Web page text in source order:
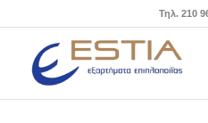
Τηλ. 210